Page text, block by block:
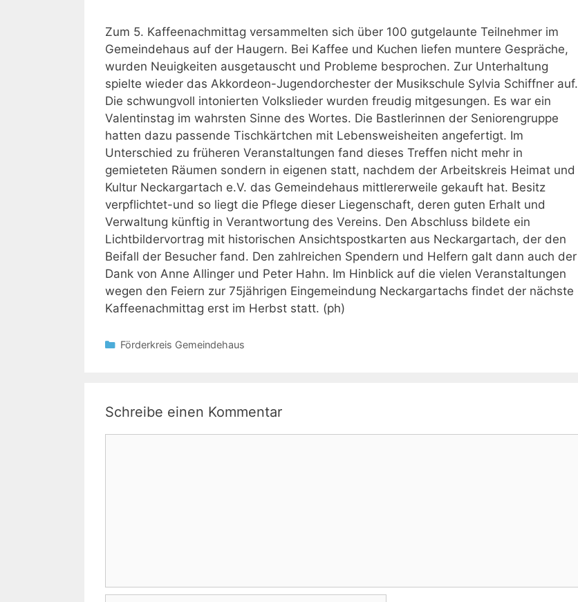
Zum 5. Kaffeenachmittag versammelten sich über 100 gutgelaunte Teilnehmer im
Gemeindehaus auf der Haugern. Bei Kaffee und Kuchen liefen muntere Gespräche,
wurden Neuigkeiten ausgetauscht und Probleme besprochen. Zur Unterhaltung
spielte wieder das Akkordeon-Jugendorchester der Musikschule Sylvia Schiffner auf.
Die schwungvoll intonierten Volkslieder wurden freudig mitgesungen. Es war ein
Valentinstag im wahrsten Sinne des Wortes. Die Bastlerinnen der Seniorengruppe
hatten dazu passende Tischkärtchen mit Lebensweisheiten angefertigt. Im
Unterschied zu früheren Veranstaltungen fand dieses Treffen nicht mehr in
gemieteten Räumen sondern in eigenen statt, nachdem der Arbeitskreis Heimat und
Kultur Neckargartach e.V. das Gemeindehaus mittlererweile gekauft hat. Besitz
verpflichtet-und so liegt die Pflege dieser Liegenschaft, deren guten Erhalt und
Verwaltung künftig in Verantwortung des Vereins. Den Abschluss bildete ein
Lichtbildervortrag mit historischen Ansichtspostkarten aus Neckargartach, der den
Beifall der Besucher fand. Den zahlreichen Spendern und Helfern galt dann auch der
Dank von Anne Allinger und Peter Hahn. Im Hinblick auf die vielen Veranstaltungen
wegen den Feiern zur 75jährigen Eingemeindung Neckargartachs findet der nächste
Kaffeenachmittag erst im Herbst statt. (ph)
Kategorien
Förderkreis Gemeindehaus
Schreibe einen Kommentar